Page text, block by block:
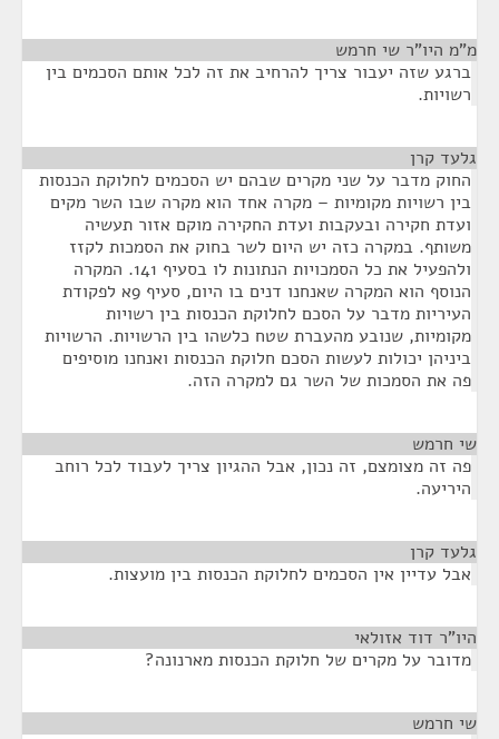
מ"מ היו"ר שי חרמש
ברגע שזה יעבור צריך להרחיב את זה לכל אותם הסכמים בין
רשויות.
גלעד קרן
החוק מדבר על שני מקרים שבהם יש הסכמים לחלוקת הכנסות
בין רשויות מקומיות – מקרה אחד הוא מקרה שבו השר מקים
ועדת חקירה ובעקבות ועדת החקירה מוקם אזור תעשיה
משותף. במקרה כזה יש היום לשר בחוק את הסמכות לקזז
ולהפעיל את כל הסמכויות הנתונות לו בסעיף 141. המקרה
הנוסף הוא המקרה שאנחנו דנים בו היום, סעיף 9א לפקודת
העיריות מדבר על הסכם לחלוקת הכנסות בין רשויות
מקומיות, שנובע מהעברת שטח כלשהו בין הרשויות. הרשויות
ביניהן יכולות לעשות הסכם חלוקת הכנסות ואנחנו מוסיפים
פה את הסמכות של השר גם למקרה הזה.
שי חרמש
פה זה מצומצם, זה נכון, אבל ההגיון צריך לעבוד לכל רוחב
היריעה.
גלעד קרן
אבל עדיין אין הסכמים לחלוקת הכנסות בין מועצות.
היו"ר דוד אזולאי
מדובר על מקרים של חלוקת הכנסות מארנונה?
שי חרמש